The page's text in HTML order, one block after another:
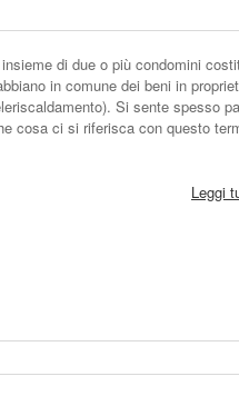
di due o più condomini
in comune dei beni in
Si sente spesso
cosa ci si riferisca con questo
Leggi